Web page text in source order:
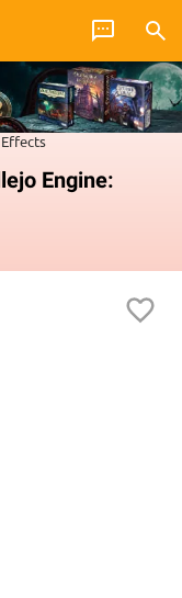
Engine: